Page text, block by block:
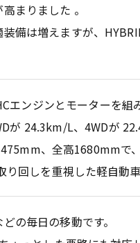
まりました 。
備は増えますが、
エンジンとモーターを
が 24.3km/L、4WDが
、全高1680mmで
回しを重視した軽自動
の毎日の移動です。